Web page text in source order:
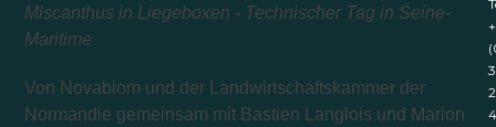
Miscanthus in Liegeboxen - Technischer Tag in Seine-
Maritime
Von Novabiom und der Landwirtschaftskammer der
Normandie gemeinsam mit Bastien Langlois und Marion